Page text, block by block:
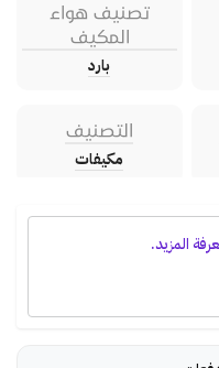
تصنيف هواء
المكيف
بارد
التصنيف
مكيفات